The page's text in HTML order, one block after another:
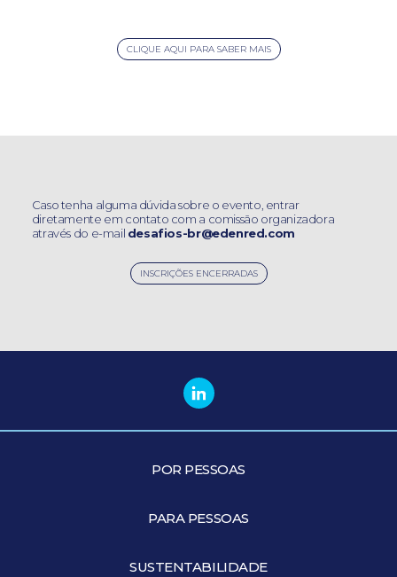
CLIQUE AQUI PARA SABER MAIS
Caso tenha alguma dúvida sobre o evento, entrar
diretamente em contato com a comissão organizadora
através do e-mail desafios-br@edenred.com
INSCRIÇÕES ENCERRADAS
POR PESSOAS
PARA PESSOAS
SUSTENTABILIDADE